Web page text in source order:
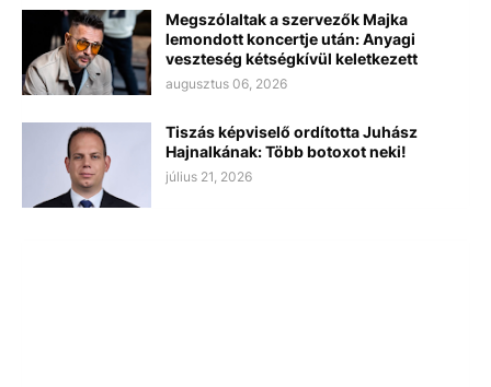
Megszólaltak a szervezők Majka
lemondott koncertje után: Anyagi
veszteség kétségkívül keletkezett
augusztus 06, 2026
Tiszás képviselő ordította Juhász
Hajnalkának: Több botoxot neki!
július 21, 2026